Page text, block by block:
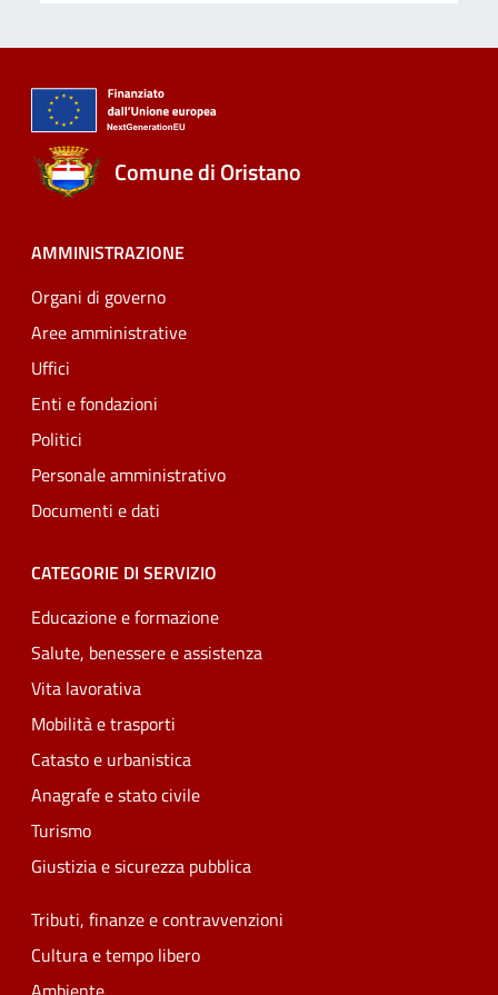
Comune di Oristano
AMMINISTRAZIONE
Organi di governo
Aree amministrative
Uffici
Enti e fondazioni
Politici
Personale amministrativo
Documenti e dati
CATEGORIE DI SERVIZIO
Educazione e formazione
Salute, benessere e assistenza
Vita lavorativa
Mobilità e trasporti
Catasto e urbanistica
Anagrafe e stato civile
Turismo
Giustizia e sicurezza pubblica
Tributi, finanze e contravvenzioni
Cultura e tempo libero